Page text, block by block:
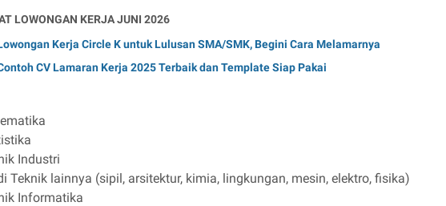
LOWONGAN KERJA JUNI 2026
Kerja Circle K untuk Lulusan SMA/SMK, Begini Cara Melamarnya
CV Lamaran Kerja 2025 Terbaik dan Template Siap Pakai
Industri
Teknik lainnya (sipil, arsitektur, kimia, lingkungan, mesin, elektro, fisika)
Informatika